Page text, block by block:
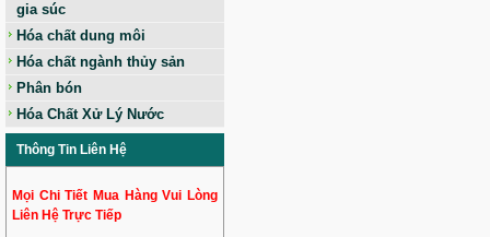
gia súc
Hóa chất dung môi
Hóa chất ngành thủy sản
Phân bón
Hóa Chất Xử Lý Nước
Thông Tin Liên Hệ
Mọi Chi Tiết Mua Hàng Vui Lòng
Liên Hệ Trực Tiếp